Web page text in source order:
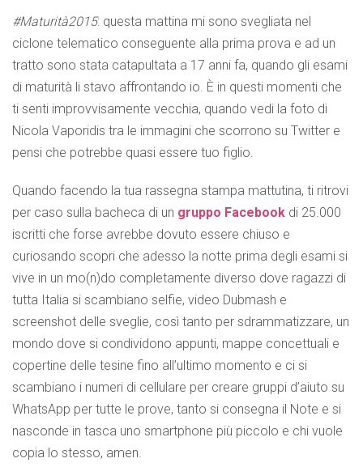
#Maturità2015: questa mattina mi sono svegliata nel
ciclone telematico conseguente alla prima prova e ad un
tratto sono stata catapultata a 17 anni fa, quando gli esami
di maturità li stavo affrontando io. È in questi momenti che
ti senti improvvisamente vecchia, quando vedi la foto di
Nicola Vaporidis tra le immagini che scorrono su Twitter e
pensi che potrebbe quasi essere tuo figlio.
Quando facendo la tua rassegna stampa mattutina, ti ritrovi
per caso sulla bacheca di un gruppo Facebook di 25.000
iscritti che forse avrebbe dovuto essere chiuso e
curiosando scopri che adesso la notte prima degli esami si
vive in un mo(n)do completamente diverso dove ragazzi di
tutta Italia si scambiano selfie, video Dubmash e
screenshot delle sveglie, così tanto per sdrammatizzare, un
mondo dove si condividono appunti, mappe concettuali e
copertine delle tesine fino all’ultimo momento e ci si
scambiano i numeri di cellulare per creare gruppi d’aiuto su
WhatsApp per tutte le prove, tanto si consegna il Note e si
nasconde in tasca uno smartphone più piccolo e chi vuole
copia lo stesso, amen.